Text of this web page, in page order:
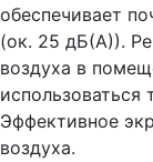
обеспечивает
(ок. 25 дБ(А)).
воздуха в
использоваться
Эффективное
воздуха.